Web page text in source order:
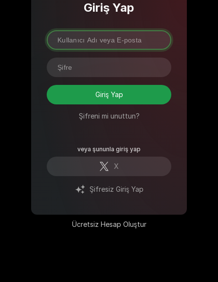
Giriş Yap
Giriş Yap
Şifreni mi unuttun?
veya şununla giriş yap
X
Şifresiz Giriş Yap
Ücretsiz Hesap Oluştur